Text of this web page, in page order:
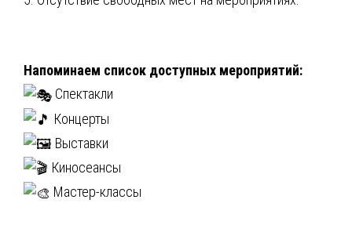
Напоминаем список доступных мероприятий:
Спектакли
Концерты
Выставки
Киносеансы
Мастер-классы